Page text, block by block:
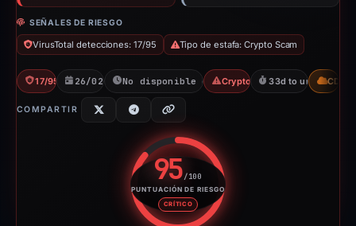
SEÑALES DE RIESGO
VirusTotal detecciones: 17/95 Tipo de estafa: Crypto Scam
17/95 VT 26/02/2026No disponible desde 01/04/2026
Crypto Scam33d to unavailable
CDN
COMPARTIR
95/100
PUNTUACIÓN DE RIESGO
CRÍTICO
Puntuación de riesgo: 95